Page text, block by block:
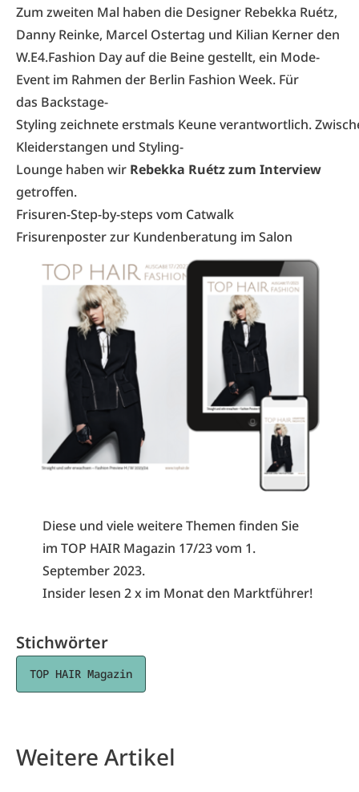
Zum zweiten Mal haben die Designer Rebekka Ruétz,
Danny Reinke, Marcel Ostertag und Kilian Kerner den
W.E4.Fashion Day auf die Beine gestellt, ein Mode-
Event im Rahmen der Berlin Fashion Week. Für
das Backstage-
Styling zeichnete erstmals Keune verantwortlich.
Kleiderstangen und Styling-
Lounge haben wir Rebekka Ruétz zum Interview
getroffen.
Frisuren-Step-by-steps vom Catwalk
Frisurenposter zur Kundenberatung im Salon
Diese und viele weitere Themen finden Sie
im TOP HAIR Magazin 17/23vom 1.
September 2023.
Insider lesen 2 x im Monat den Marktführer!
Stichwörter
TOP HAIR Magazin
Weitere Artikel